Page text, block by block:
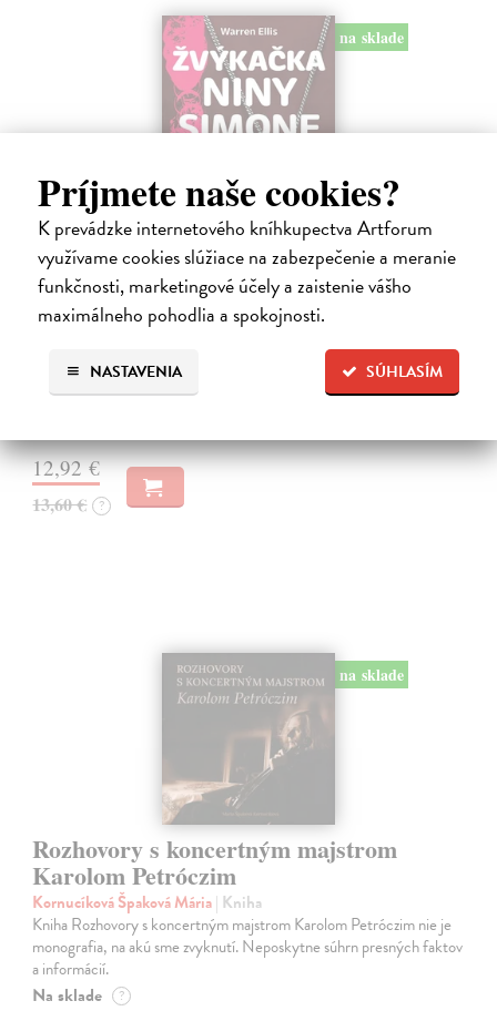
Príjmete naše cookies?
K prevádzke internetového kníhkupectva Artforum
využívame cookies slúžiace na zabezpečenie a meranie
funkčnosti, marketingové účely a zaistenie vášho
maximálneho pohodlia a spokojnosti.
SÚHLASÍM
NASTAVENIA
na sklade
Žvýkačka Niny Simone
Ellis Warren| Kniha
Ellisova kniha je neobvyklou literární poctou legendární jazzové
zpěvačce a pianistce Nině Simone. Světoznámý hudebník v ní vypráví
příběh zdánlivě bezvýznamného předmětu – žvýkačky, kterou
Simone během…
12,92 €
13,60 € ?
na sklade
Rozhovory s koncertným majstrom
Karolom Petróczim
Kornucíková Špaková Mária| Kniha
Kniha Rozhovory s koncertným majstrom Karolom Petróczim nie je
monografia, na akú sme zvyknutí. Neposkytne súhrn presných faktov
a informácií.
Na sklade ?